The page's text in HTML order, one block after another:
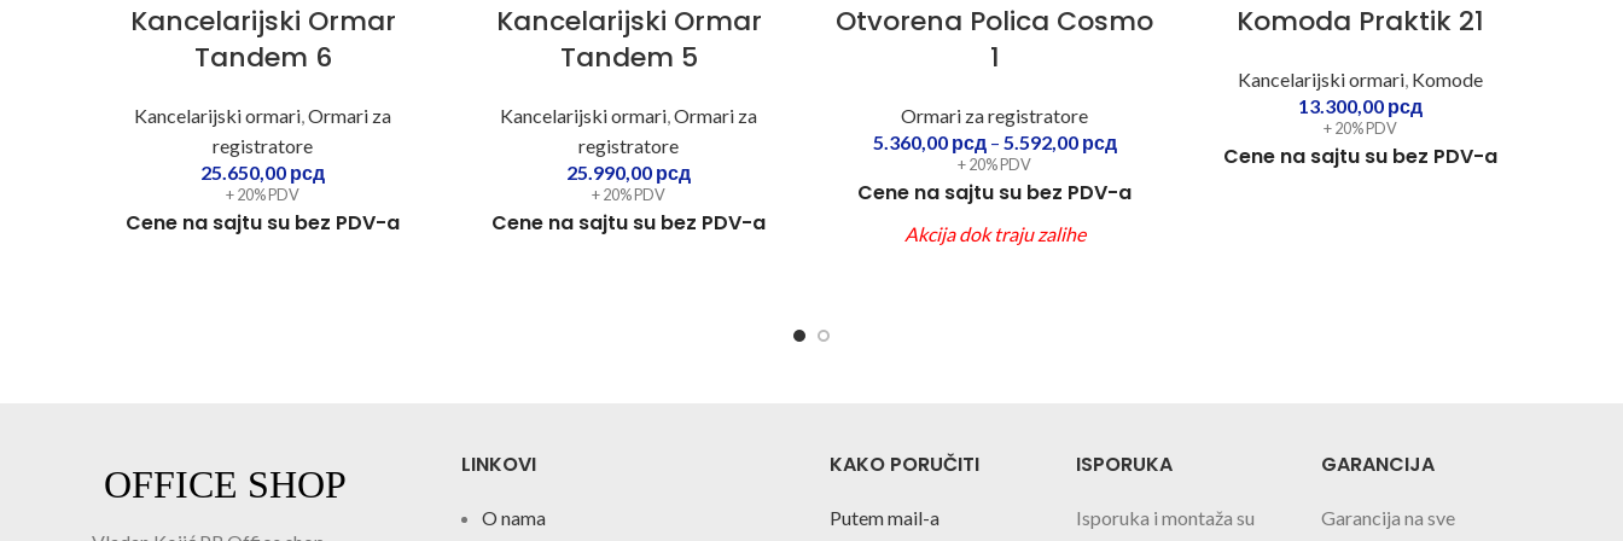
Kancelarijski Ormar
Tandem 6
Kancelarijski ormari,Ormari za
registratore
25.650,00 рсд
+ 20% PDV
Cene na sajtu su bez PDV-a
Kancelarijski Ormar
Tandem 5
Kancelarijski ormari,Ormari za
registratore
25.990,00 рсд
+ 20% PDV
Cene na sajtu su bez PDV-a
Otvorena Polica Cosmo
1
Ormari za registratore
5.360,00 рсд– 5.592,00 рсд
+ 20% PDV
Cene na sajtu su bez PDV-a
Akcija dok traju zalihe
Komoda Praktik 21
Kancelarijski ormari, Komode
13.300,00 рсд
+ 20% PDV
Cene na sajtu su bez PDV-a
LINKOVI
O nama
KAKO PORUČITI
Putem mail-a
ISPORUKA
Isporuka i montaža su
GARANCIJA
Garancija na sve